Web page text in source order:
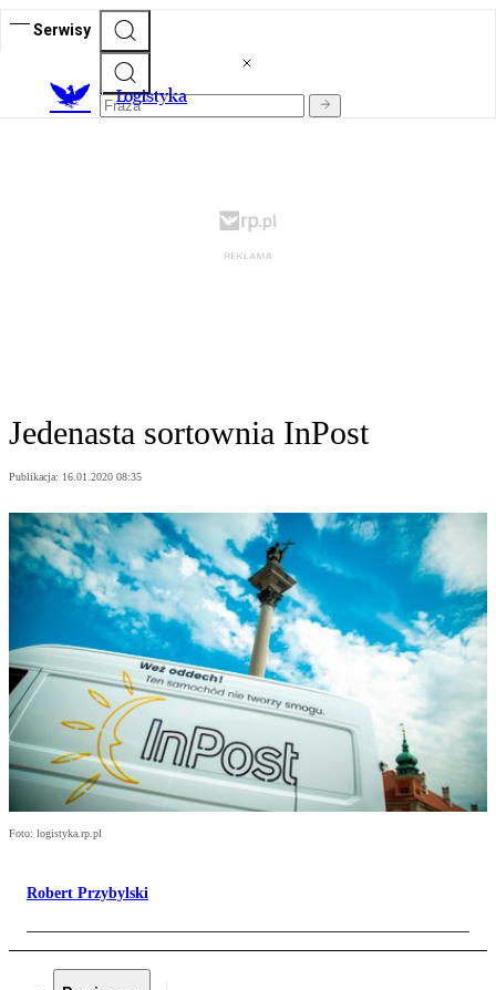
Serwisy
Logistyka
Jedenasta sortownia InPost
Publikacja: 16.01.2020 08:35
Foto: logistyka.rp.pl
Robert Przybylski